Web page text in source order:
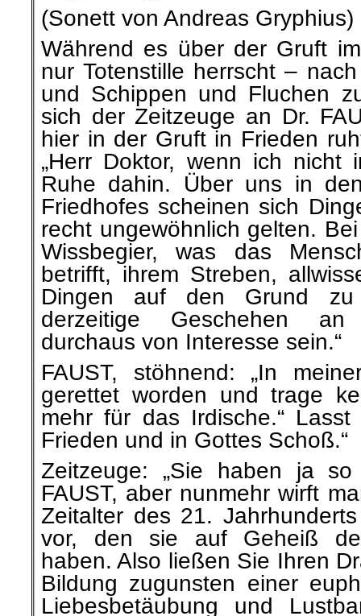
(Sonett von Andreas Gryphius)
Während es über der Gruft
nur Totenstille herrscht –
und Schippen und Fluchen
sich der Zeitzeuge an Dr.
hier in der Gruft in Frieden
„Herr Doktor, wenn ich nicht
Ruhe dahin. Über uns in
Friedhofes scheinen sich
recht ungewöhnlich gelten.
Wissbegier, was das
betrifft, ihrem Streben,
Dingen auf den Grund
derzeitige Geschehen
durchaus von Interesse sein.“
FAUST, stöhnend: „In
gerettet worden und trage
mehr für das Irdische.“
Frieden und in Gottes Schoß.“
Zeitzeuge: „Sie haben ja
FAUST, aber nunmehr wirft
Zeitalter des 21.
vor, den sie auf Geheiß
haben. Also ließen Sie Ihren
Bildung zugunsten einer
Liebesbetäubung und